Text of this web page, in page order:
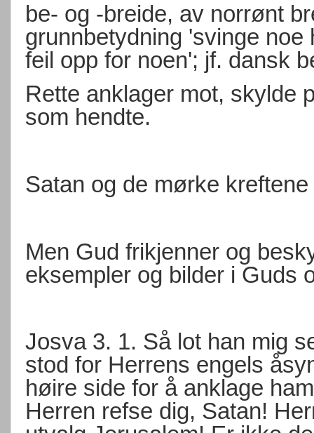
be- og -breide, av norrønt
grunnbetydning 'svinge
feil opp for noen'; jf. dansk
Rette anklager mot, skylde
som hendte.
Satan og de mørke
Men Gud frikjenner og
eksempler og bilder i Guds
Josva 3. 1. Så lot han mig
stod for Herrens engels
høire side for å anklage ham
Herren refse dig, Satan!